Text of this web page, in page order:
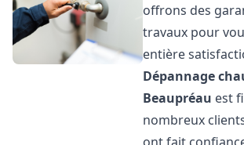
offrons des
travaux pour
entière
Dépannage
Beaupréau est
nombreux